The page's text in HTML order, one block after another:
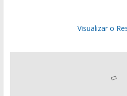
Visualizar o